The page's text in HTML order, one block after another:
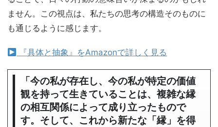
ません。この視点は、私たちの思考の構造そのものに
も通じるように感じます。
『具体と抽象』をAmazonで詳しく見る
「今の私が存在し、今の私が特定の価値
観を持って生きていることは、複雑な縁
の相互関係によって成り立ったもので
す。そして、これから新たな「縁」を得